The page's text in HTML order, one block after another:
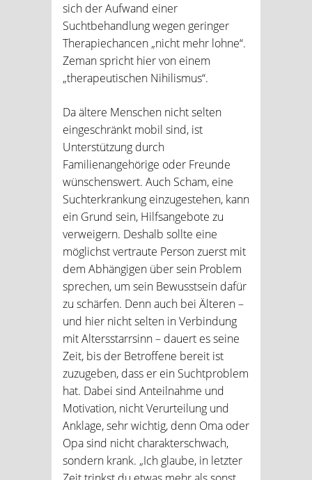
sich der Aufwand einer
Suchtbehandlung wegen geringer
Therapiechancen „nicht mehr lohne“.
Zeman spricht hier von einem
„therapeutischen Nihilismus“.
Da ältere Menschen nicht selten
eingeschränkt mobil sind, ist
Unterstützung durch
Familienangehörige oder Freunde
wünschenswert. Auch Scham, eine
Suchterkrankung einzugestehen, kann
ein Grund sein, Hilfsangebote zu
verweigern. Deshalb sollte eine
möglichst vertraute Person zuerst mit
dem Abhängigen über sein Problem
sprechen, um sein Bewusstsein dafür
zu schärfen. Denn auch bei Älteren –
und hier nicht selten in Verbindung
mit Altersstarrsinn – dauert es seine
Zeit, bis der Betroffene bereit ist
zuzugeben, dass er ein Suchtproblem
hat. Dabei sind Anteilnahme und
Motivation, nicht Verurteilung und
Anklage, sehr wichtig, denn Oma oder
Opa sind nicht charakterschwach,
sondern krank. „Ich glaube, in letzter